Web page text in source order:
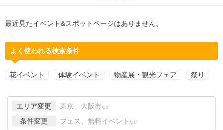
最近見たイベント&スポットページはありません。
よく使われる検索条件
花イベント 体験イベント 物産展・観光フェア 祭り
エリア変更 東京、大阪市 など
条件変更 フェス、無料イベント など